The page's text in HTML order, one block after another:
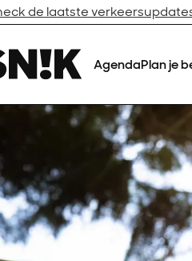
de laatste
AgendaPlan je